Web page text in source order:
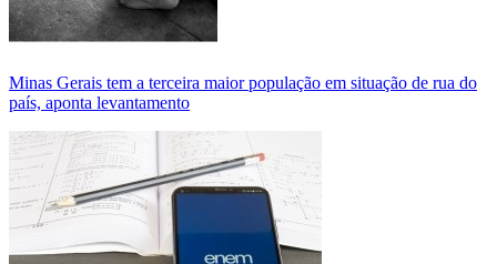
Minas Gerais tem a terceira maior população em situação de rua do
país, aponta levantamento